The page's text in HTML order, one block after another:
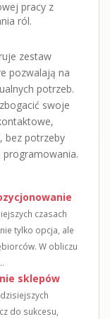
pracy z
ról.
zestaw
pozwalają na
potrzeb.
swoje
bez potrzeby
programowania.
czasach
tylko opcja, ale
W obliczu
sklepów
do sukcesu,